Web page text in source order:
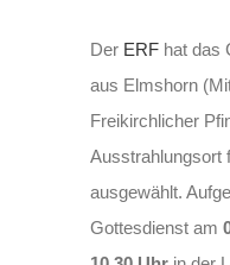
Der ERF hat das
aus Elmshorn
Freikirchlicher
Ausstrahlungsort
ausgewählt.
Gottesdienst am